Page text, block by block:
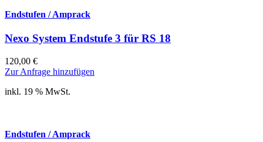
Endstufen / Amprack
Nexo System Endstufe 3 für RS 18
120,00 €
Zur Anfrage hinzufügen
inkl. 19 % MwSt.
Endstufen / Amprack